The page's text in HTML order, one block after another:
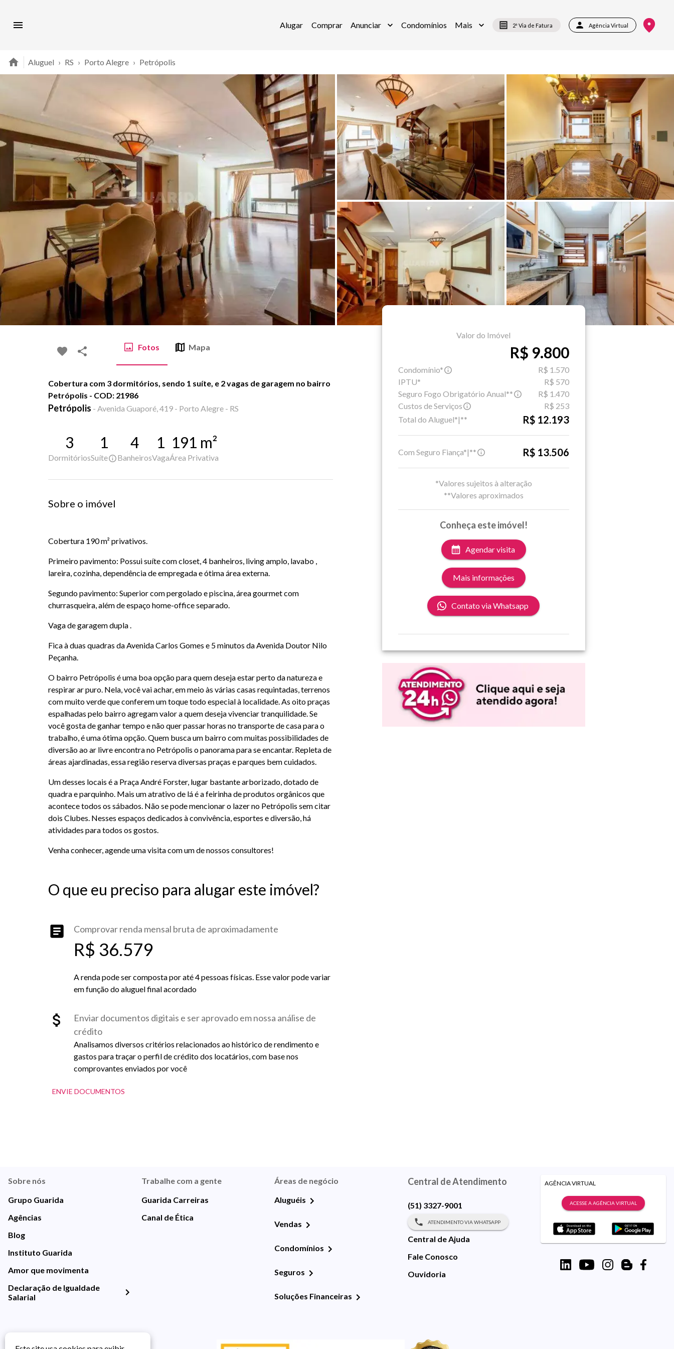
Alugar Comprar Anunciar Condomínios Mais 2ª Via de Fatura Agência Virtual
Aluguel › RS › Porto Alegre › Petrópolis
Fotos Mapa
Cobertura com 3 dormitórios, sendo 1 suíte, e 2 vagas de garagem no bairro
Petrópolis - COD: 21986
Petrópolis - Avenida Guaporé, 419 - Porto Alegre - RS
3
Dormitórios
1
Suíte
4
Banheiros
1
Vaga
191 m²
Área Privativa
Sobre o imóvel
Cobertura 190 m² privativos.
Primeiro pavimento: Possui suíte com closet, 4 banheiros, living amplo, lavabo ,
lareira, cozinha, dependência de empregada e ótima área externa.
Segundo pavimento: Superior com pergolado e piscina, área gourmet com
churrasqueira, além de espaço home-office separado.
Vaga de garagem dupla .
Fica à duas quadras da Avenida Carlos Gomes e 5 minutos da Avenida Doutor Nilo
Peçanha.
O bairro Petrópolis é uma boa opção para quem deseja estar perto da natureza e
respirar ar puro. Nela, você vai achar, em meio às várias casas requintadas, terrenos
com muito verde que conferem um toque todo especial à localidade. As oito praças
espalhadas pelo bairro agregam valor a quem deseja vivenciar tranquilidade. Se
você gosta de ganhar tempo e não quer passar horas no transporte de casa para o
trabalho, é uma ótima opção. Quem busca um bairro com muitas possibilidades de
diversão ao ar livre encontra no Petrópolis o panorama para se encantar. Repleta de
áreas ajardinadas, essa região reserva diversas praças e parques bem cuidados.
Um desses locais é a Praça André Forster, lugar bastante arborizado, dotado de
quadra e parquinho. Mais um atrativo de lá é a feirinha de produtos orgânicos que
acontece todos os sábados. Não se pode mencionar o lazer no Petrópolis sem citar
dois Clubes. Nesses espaços dedicados à convivência, esportes e diversão, há
atividades para todos os gostos.
Venha conhecer, agende uma visita com um de nossos consultores!
O que eu preciso para alugar este imóvel?
Comprovar renda mensal bruta de aproximadamente
R$ 36.579
A renda pode ser composta por até 4 pessoas físicas. Esse valor pode variar
em função do aluguel final acordado
Enviar documentos digitais e ser aprovado em nossa análise de
crédito
Analisamos diversos critérios relacionados ao histórico de rendimento e
gastos para traçar o perfil de crédito dos locatários, com base nos
comprovantes enviados por você
ENVIE DOCUMENTOS
Valor do Imóvel
R$ 9.800
Condomínio*
R$ 1.570
IPTU*
R$ 570
Seguro Fogo Obrigatório Anual**
R$ 1.470
Custos de Serviços
R$ 253
Total do Aluguel*|**
R$ 12.193
Com Seguro Fiança*|** R$ 13.506
*Valores sujeitos à alteração
**Valores aproximados
Conheça este imóvel!
Agendar visita
Mais informações
Contato via Whatsapp
Sobre nós
Grupo Guarida
Agências
Blog
Instituto Guarida
Amor que movimenta
Declaração de Igualdade
Salarial
Trabalhe com a gente
Guarida Carreiras
Canal de Ética
Áreas de negócio
Aluguéis
Vendas
Condomínios
Seguros
Soluções Financeiras
Central de Atendimento
(51) 3327-9001
ATENDIMENTO VIA WHATSAPP
Central de Ajuda
Fale Conosco
Ouvidoria
AGÊNCIA VIRTUAL
ACESSE A AGÊNCIA VIRTUAL